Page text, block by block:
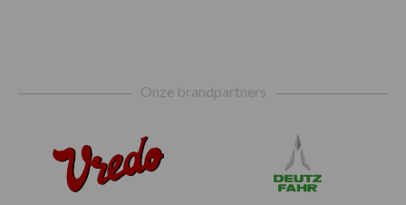
Onze brandpartners